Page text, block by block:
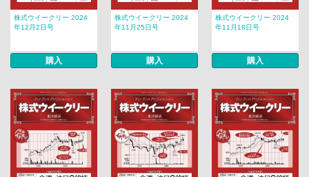
株式ウイークリー 2024
年12月2日号
購入
株式ウイークリー 2024
年11月25日号
購入
株式ウイークリー 2024
年11月18日号
購入